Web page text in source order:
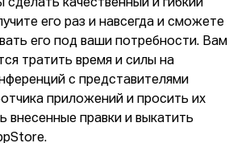
сделать качественный и гибкий
его раз и навсегда и сможете
его под ваши потребности. Вам
тратить время и силы на
с представителями
приложений и просить их
внесенные правки и выкатить